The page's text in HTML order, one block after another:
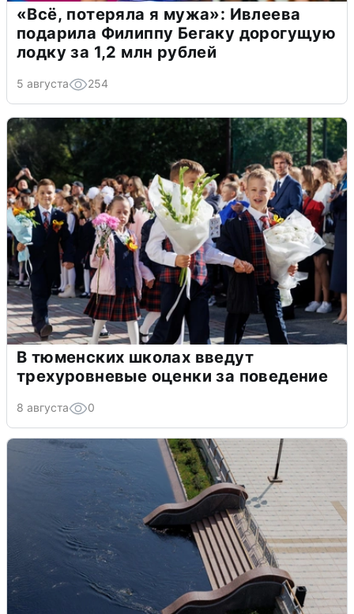
«Всё, потеряла я мужа»: Ивлеева
подарила Филиппу Бегаку дорогущую
лодку за 1,2 млн рублей
5 августа 254
В тюменских школах введут
трехуровневые оценки за поведение
8 августа 0